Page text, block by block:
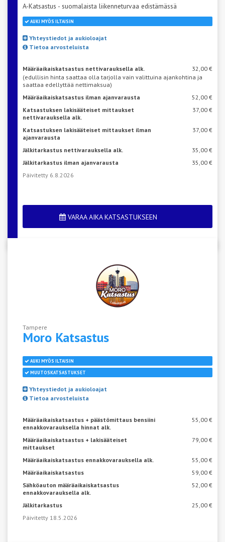
A-Katsastus - suomalaista liikenneturvaa edistämässä
AUKI MYÖS ILTAISIN
Yhteystiedot ja aukioloajat
Tietoa arvosteluista
Määräaikaiskatsastus nettivarauksella alk.
32,00 €
(edullisin hinta saattaa olla tarjolla vain valittuina ajankohtina ja
saattaa edellyttää nettimaksua)
Määräaikaiskatsastus ilman ajanvarausta
52,00 €
Katsastuksen lakisääteiset mittaukset
nettivarauksella alk.
37,00 €
Katsastuksen lakisääteiset mittaukset ilman
ajanvarausta
37,00 €
Jälkitarkastus nettivarauksella alk.
35,00 €
Jälkitarkastus ilman ajanvarausta
35,00 €
Päivitetty 6.8.2026
VARAA AIKA KATSASTUKSEEN
Tampere
Moro Katsastus
AUKI MYÖS ILTAISIN
MUUTOSKATSASTUKSET
Yhteystiedot ja aukioloajat
Tietoa arvosteluista
Määräaikaiskatsastus + päästömittaus bensiini
ennakkovarauksella hinnat alk.
55,00 €
Määräaikaiskatsastus + lakisääteiset
mittaukset
79,00 €
Määräaikaiskatsastus ennakkovarauksella alk.
55,00 €
Määräaikaiskatsastus
59,00 €
Sähköauton määräaikaiskatsastus
ennakkovarauksella alk.
52,00 €
Jälkitarkastus
25,00 €
Päivitetty 18.5.2026